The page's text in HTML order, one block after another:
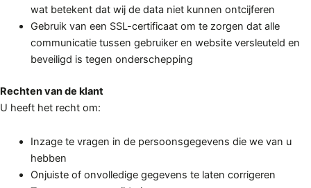
wat betekent dat wij de data niet kunnen ontcijferen
Gebruik van een SSL-certificaat om te zorgen dat alle
communicatie tussen gebruiker en website versleuteld en
beveiligd is tegen onderschepping
Rechten van de klant
U heeft het recht om:
Inzage te vragen in de persoonsgegevens die we van u
hebben
Onjuiste of onvolledige gegevens te laten corrigeren